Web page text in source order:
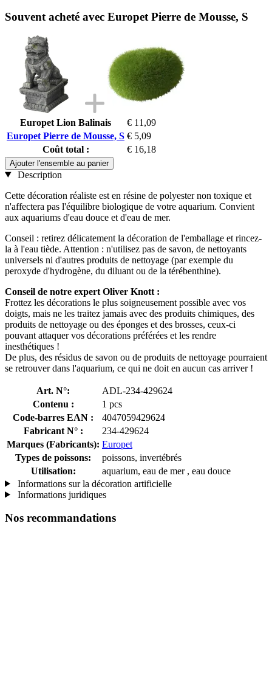
Souvent acheté avec Europet Pierre de Mousse, S
Europet Lion Balinais
€ 11,09
Europet Pierre de Mousse, S € 5,09
Coût total :
€ 16,18
Ajouter l'ensemble au panier
Description
Cette décoration réaliste est en résine de polyester non toxique et
n'affectera pas l'équilibre biologique de votre aquarium. Convient
aux aquariums d'eau douce et d'eau de mer.
Conseil : retirez délicatement la décoration de l'emballage et rincez-
la à l'eau tiède. Attention : n'utilisez pas de savon, de nettoyants
universels ni d'autres produits de nettoyage (par exemple du
peroxyde d'hydrogène, du diluant ou de la térébenthine).
Conseil de notre expert Oliver Knott :
Frottez les décorations le plus soigneusement possible avec vos
doigts, mais ne les traitez jamais avec des produits chimiques, des
produits de nettoyage ou des éponges et des brosses, ceux-ci
pouvant attaquer vos décorations préférées et les rendre
inesthétiques !
De plus, des résidus de savon ou de produits de nettoyage pourraient
se retrouver dans l'aquarium, ce qui ne doit en aucun cas arriver !
Art. N°:
ADL-234-429624
Contenu :
1 pcs
Code-barres EAN :
4047059429624
Fabricant N° :
234-429624
Marques (Fabricants): Europet
Types de poissons:
poissons, invertébrés
Utilisation:
aquarium, eau de mer , eau douce
Informations sur la décoration artificielle
Informations juridiques
Nos recommandations